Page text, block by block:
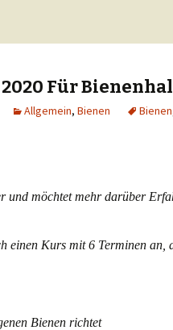
Für
Allgemein, Bienen Bienen
und möchtet mehr darüber
einen Kurs mit 6 Terminen an,
Bienen richtet